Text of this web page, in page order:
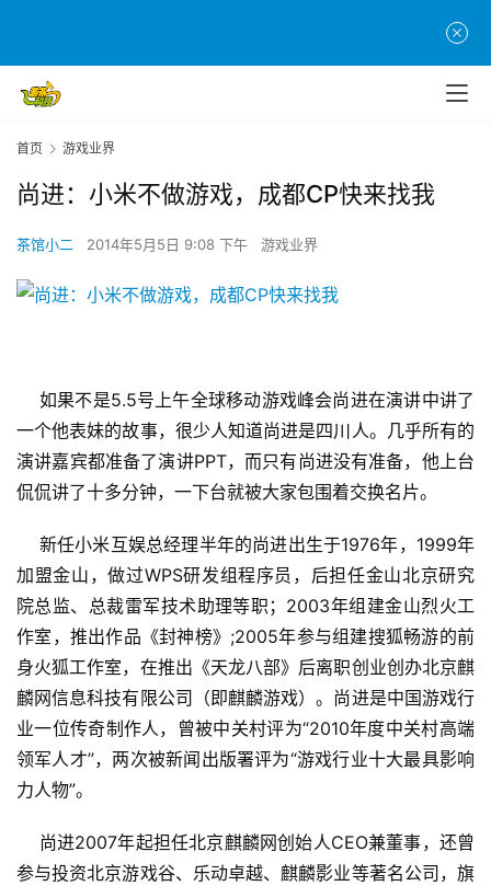
首页 游戏业界
尚进：小米不做游戏，成都CP快来找我
茶馆小二 2014年5月5日 9:08 下午 游戏业界
如果不是5.5号上午全球移动游戏峰会尚进在演讲中讲了
一个他表妹的故事，很少人知道尚进是四川人。几乎所有的
演讲嘉宾都准备了演讲PPT，而只有尚进没有准备，他上台
侃侃讲了十多分钟，一下台就被大家包围着交换名片。
新任小米互娱总经理半年的尚进出生于1976年，1999年
加盟金山，做过WPS研发组程序员，后担任金山北京研究
院总监、总裁雷军技术助理等职；2003年组建金山烈火工
作室，推出作品《封神榜》;2005年参与组建搜狐畅游的前
身火狐工作室，在推出《天龙八部》后离职创业创办北京麒
麟网信息科技有限公司（即麒麟游戏）。尚进是中国游戏行
业一位传奇制作人，曾被中关村评为“2010年度中关村高端
领军人才”，两次被新闻出版署评为“游戏行业十大最具影响
力人物”。
尚进2007年起担任北京麒麟网创始人CEO兼董事，还曾
参与投资北京游戏谷、乐动卓越、麒麟影业等著名公司，旗